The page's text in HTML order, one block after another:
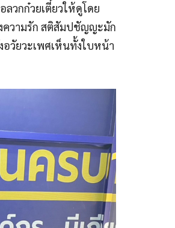
วกก๋วยเตี๋ยวให้ดูโดย
ความรัก สติสัมปชัญญะมัก
อวัยวะเพศเห็นทั้งใบหน้า